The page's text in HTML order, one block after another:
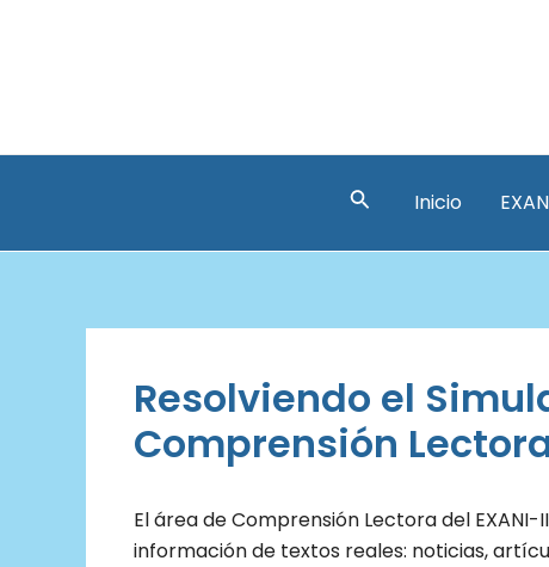
BuscarInicio
Resolviendo el
Comprensión
El área de Comprensión Lectora del
información de textos reales: noticias,